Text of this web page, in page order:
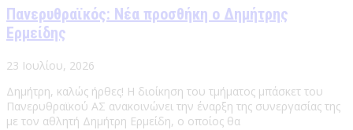
Πανερυθραϊκός: Νέα προσθήκη ο Δημήτρης
Ερμείδης
23 Ιουλίου, 2026
Δημήτρη, καλώς ήρθες! Η διοίκηση του τμήματος μπάσκετ του
Πανερυθραϊκού ΑΣ ανακοινώνει την έναρξη της συνεργασίας της
με τον αθλητή Δημήτρη Ερμείδη, ο οποίος θα